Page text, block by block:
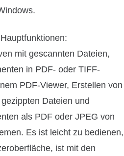
mit gescannten Dateien,
in PDF- oder TIFF-
PDF-Viewer, Erstellen von
Dateien und
als PDF oder JPEG von
Es ist leicht zu bedienen,
ist mit den